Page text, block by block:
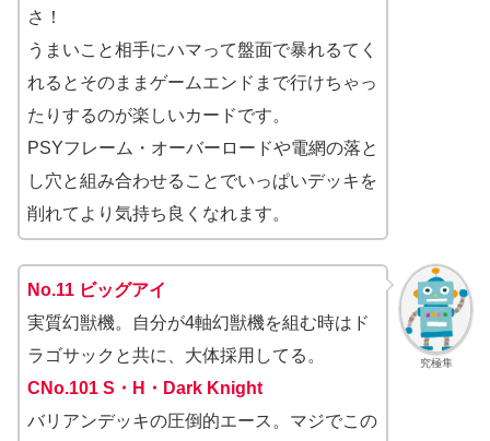
さ！
うまいこと相手にハマって盤面で暴れるてく
れるとそのままゲームエンドまで行けちゃっ
たりするのが楽しいカードです。
PSYフレーム・オーバーロードや電網の落と
し穴と組み合わせることでいっぱいデッキを
削れてより気持ち良くなれます。
究極隼
No.11 ビッグアイ
実質幻獣機。自分が4軸幻獣機を組む時はド
ラゴサックと共に、大体採用してる。
CNo.101 S・H・Dark Knight
バリアンデッキの圧倒的エース。マジでこの